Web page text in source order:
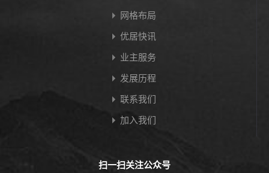
网格布局
优居快讯
业主服务
发展历程
联系我们
加入我们
扫一扫关注公众号